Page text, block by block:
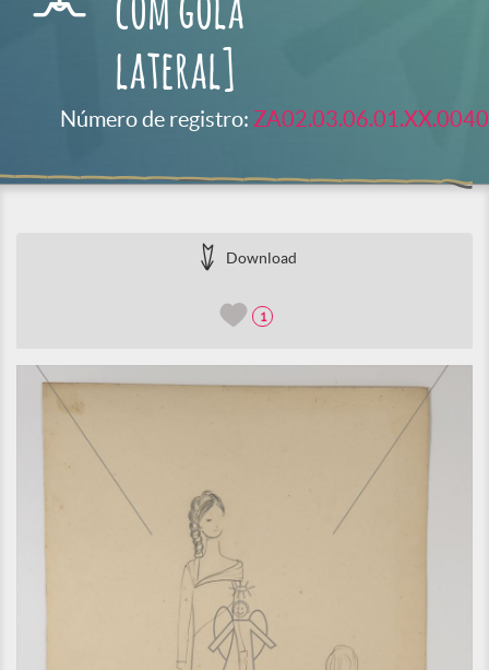
com gola
lateral]
Número de registro: ZA02.03.06.01.XX.0040
Download
1